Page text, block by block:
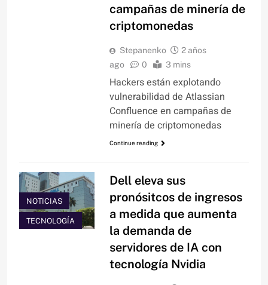
campañas de minería de
criptomonedas
Stepanenko
2 años
ago
0 3 mins
Hackers están explotando
vulnerabilidad de Atlassian
Confluence en campañas de
minería de criptomonedas
Continue reading
NOTICIAS
TECNOLOGÍA
Dell eleva sus
pronósitcos de ingresos
a medida que aumenta
la demanda de
servidores de IA con
tecnología Nvidia